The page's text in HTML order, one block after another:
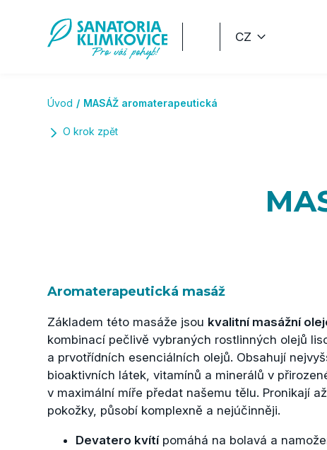
CZ
Úvod MASÁŽ aromaterapeutická
O krok zpět
Aromaterapeutická masáž
Základem této masáže jsou kvalitní masážní
kombinací pečlivě vybraných rostlinných olejů
a prvotřídních esenciálních olejů. Obsahují
bioaktivních látek, vitamínů a minerálů v
v maximální míře předat našemu tělu. Pronikají
pokožky, působí komplexně a nejúčinněji.
Devatero kvítípomáhá na bolavá a